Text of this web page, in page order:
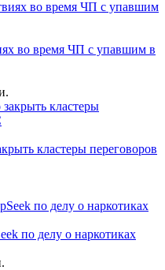
во время ЧП с упавшим в
кластеры переговоров
по делу о наркотиках